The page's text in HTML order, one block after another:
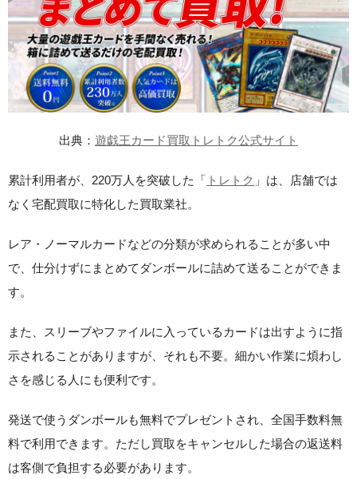
出典： 遊戯王カード買取トレトク公式サイト
累計利用者が、220万人を突破した「 トレトク 」は、店舗では
なく宅配買取に特化した買取業社。
レア・ノーマルカードなどの分類が求められることが多い中
で、仕分けずにまとめてダンボールに詰めて送ることができま
す。
また、スリーブやファイルに入っているカードは出すように指
示されることがありますが、それも不要。細かい作業に煩わし
さを感じる人にも便利です。
発送で使うダンボールも無料でプレゼントされ、全国手数料無
料で利用できます。ただし買取をキャンセルした場合の返送料
は客側で負担する必要があります。